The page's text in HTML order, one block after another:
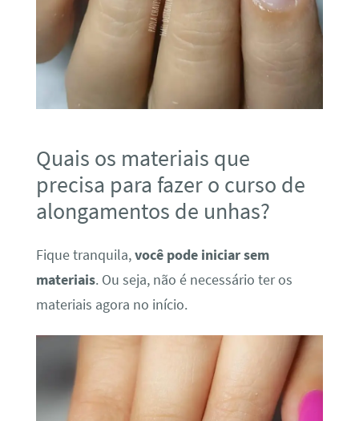
Quais os materiais que
precisa para fazer o curso de
alongamentos de unhas?
Fique tranquila,você pode iniciar sem
materiais. Ou seja, não é necessário ter os
materiais agora no início.